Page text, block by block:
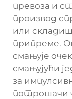
превоза и
производ
или
припреме.
смањује
смањујући
за
потрошачи